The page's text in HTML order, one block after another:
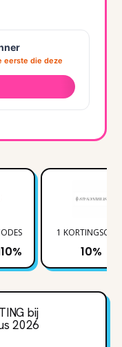
eerste die deze
10%
1
10%
bij
2026